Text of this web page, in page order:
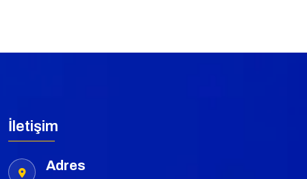
İletişim
Adres